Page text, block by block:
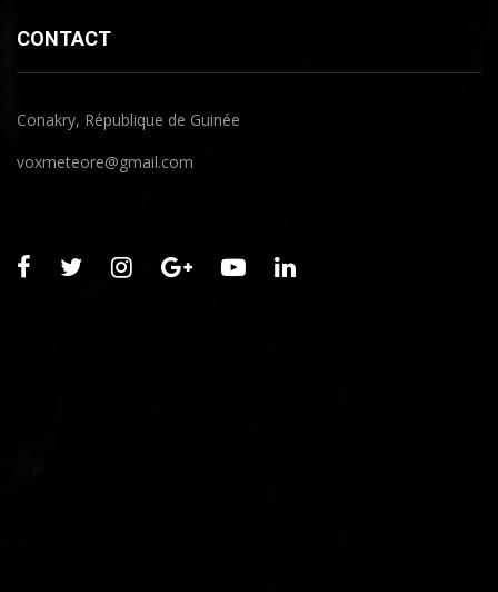
CONTACT
Conakry, République de Guinée
voxmeteore@gmail.com